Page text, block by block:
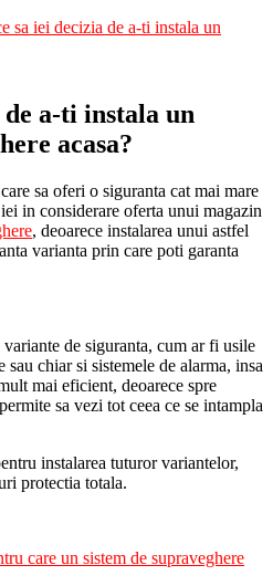
sa iei decizia de a-ti instala un
de a-ti instala un
acasa?
sa oferi o siguranta cat mai mare
in considerare oferta unui magazin
, deoarece instalarea unui astfel
varianta prin care poti garanta
de siguranta, cum ar fi usile
sau chiar si sistemele de alarma, insa
mai eficient, deoarece spre
sa vezi tot ceea ce se intampla
instalarea tuturor variantelor,
protectia totala.
care un sistem de supraveghere